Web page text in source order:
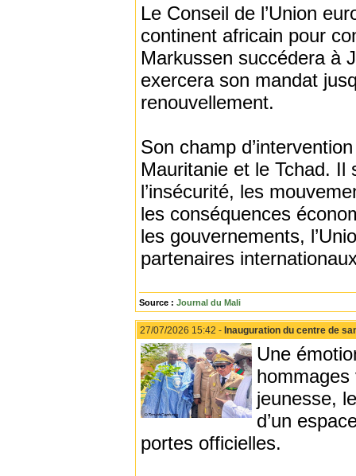
Le Conseil de l’Union
continent africain pour
Markussen succédera à
exercera son mandat
renouvellement.
Son champ
Mauritanie et le Tchad. Il
l’insécurité, les
les conséquences
les gouvernements,
partenaires
Source : Journal du Mali
27/07/2026 15:42 - Inauguration du centre de
Une
jeunesse,
d’un
portes officielles.